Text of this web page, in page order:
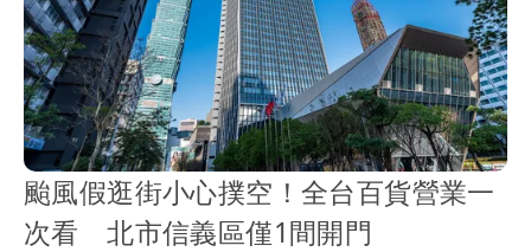
颱風假逛街小心撲空！全台百貨營業一
次看 北市信義區僅1間開門